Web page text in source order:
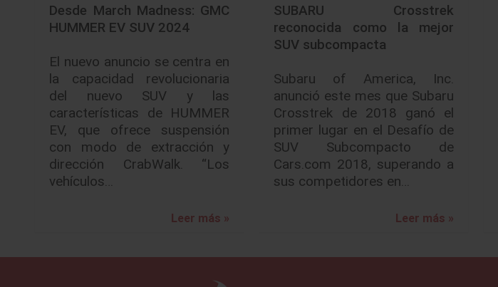
Desde March Madness: GMC
HUMMER EV SUV 2024
El nuevo anuncio se centra en
la capacidad revolucionaria
del nuevo SUV y las
características de HUMMER
EV, que ofrece suspensión
con modo de extracción y
dirección CrabWalk. “Los
vehículos…
Leer más »
SUBARU Crosstrek
reconocida como la mejor
SUV subcompacta
Subaru of America, Inc.
anunció este mes que Subaru
Crosstrek de 2018 ganó el
primer lugar en el Desafío de
SUV Subcompacto de
Cars.com 2018, superando a
sus competidores en…
Leer más »